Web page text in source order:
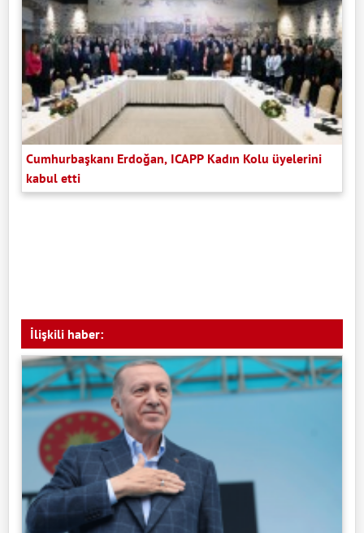
Cumhurbaşkanı Erdoğan, ICAPP Kadın Kolu üyelerini
kabul etti
İlişkili haber: